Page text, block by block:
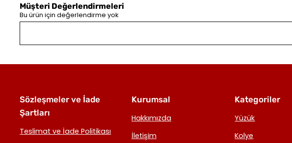
Müşteri Değerlendirmeleri
Bu ürün için değerlendirme yok
Sözleşmeler ve İade
Şartları
Teslimat ve İade Politikası
Kurumsal
Hakkımızda
İletişim
Kategoriler
Yüzük
Kolye